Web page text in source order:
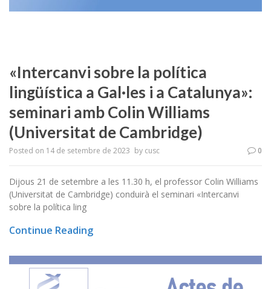
«Intercanvi sobre la política
lingüística a Gal·les i a Catalunya»:
seminari amb Colin Williams
(Universitat de Cambridge)
Posted on 14 de setembre de 2023 by cusc 0
Dijous 21 de setembre a les 11.30 h, el professor Colin Williams
(Universitat de Cambridge) conduirà el seminari «Intercanvi
sobre la política ling
Continue Reading